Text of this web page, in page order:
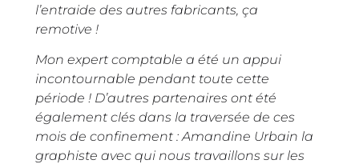
l’entraide des autres fabricants, ça
remotive !
Mon expert comptable a été un appui
incontournable pendant toute cette
période ! D’autres partenaires ont été
également clés dans la traversée de ces
mois de confinement : Amandine Urbain la
graphiste avec qui nous travaillons sur les